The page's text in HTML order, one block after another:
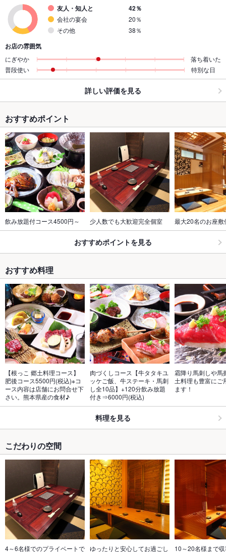
友人・知人と
42％
会社の宴会
20％
その他
38％
お店の雰囲気
にぎやか
落ち着いた
普段使い
特別な日
詳しい評価を見る
おすすめポイント
飲み放題付コース4500円～ 少人数でも大歓迎完全個室 最大20名のお座敷
おすすめポイントを見る
おすすめ料理
【根っこ 郷土料理コース】
肥後コース5500円(税込)※コ
ース内容は店舗にお問合せ下
さい。熊本県産の食材♪
肉づくしコース【牛タタキユ
ッケご飯、牛ステーキ・馬刺
し全10品】+120分飲み放題
付き⇒6000円(税込)
霜降り馬刺しや馬
土料理も豊富にご
ます！
料理を見る
こだわりの空間
4～6名様でのプライベートで ゆったりと安心してお過ごし 10～20名様まで